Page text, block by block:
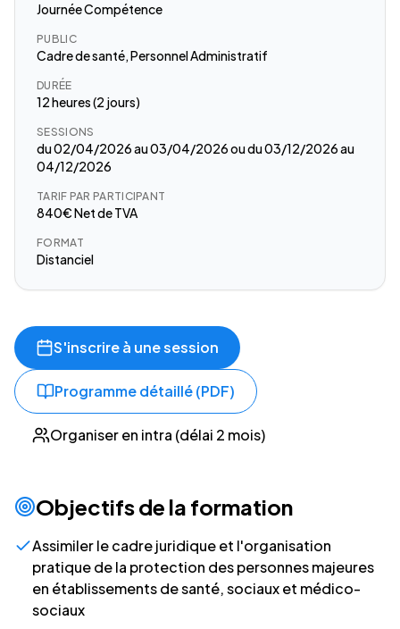
Journée Compétence
PUBLIC
Cadre de santé, Personnel Administratif
DURÉE
12 heures (2 jours)
SESSIONS
du 02/04/2026 au 03/04/2026 ou du 03/12/2026 au
04/12/2026
TARIF PAR PARTICIPANT
840€ Net de TVA
FORMAT
Distanciel
S'inscrire à une session
Programme détaillé (PDF)
Organiser en intra (délai 2 mois)
Objectifs de la formation
Assimiler le cadre juridique et l'organisation
pratique de la protection des personnes majeures
en établissements de santé, sociaux et médico-
sociaux